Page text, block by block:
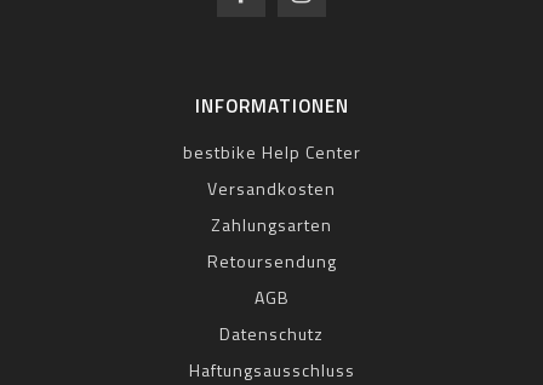
INFORMATIONEN
bestbike Help Center
Versandkosten
Zahlungsarten
Retoursendung
AGB
Datenschutz
Haftungsausschluss